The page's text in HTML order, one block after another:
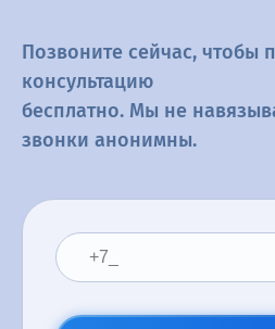
Позвоните сейчас, чтобы
консультацию
бесплатно. Мы не
звонки анонимны.